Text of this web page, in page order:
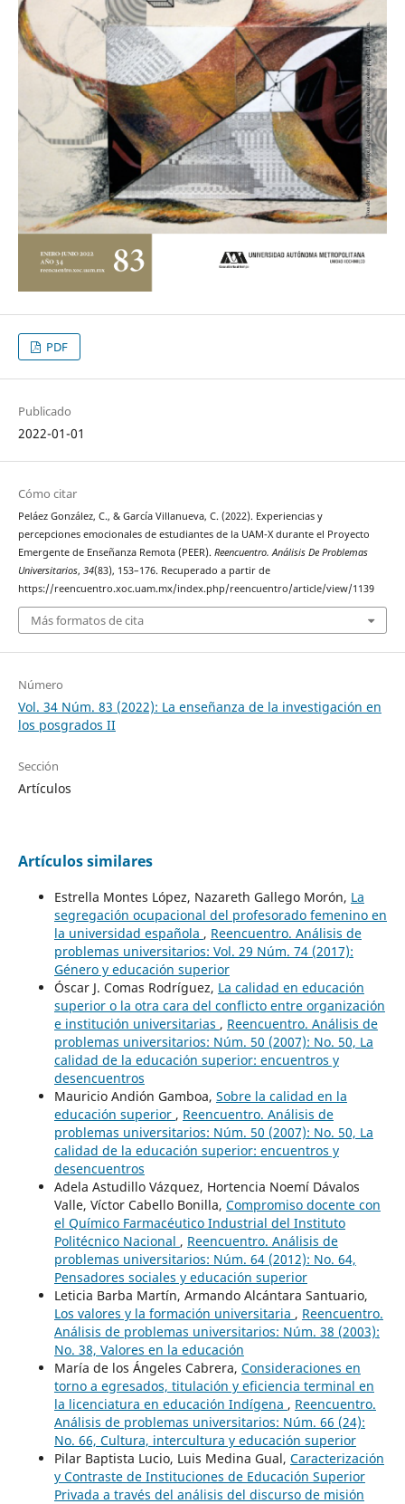
PDF
Publicado
2022-01-01
Cómo citar
Peláez González, C., & García Villanueva, C. (2022). Experiencias y
percepciones emocionales de estudiantes de la UAM-X durante el Proyecto
Emergente de Enseñanza Remota (PEER). Reencuentro. Análisis De Problemas
Universitarios, 34(83), 153–176. Recuperado a partir de
https://reencuentro.xoc.uam.mx/index.php/reencuentro/article/view/1139
Más formatos de cita
Número
Vol. 34 Núm. 83 (2022): La enseñanza de la investigación en
los posgrados II
Sección
Artículos
Artículos similares
Estrella Montes López, Nazareth Gallego Morón, La
segregación ocupacional del profesorado femenino en
la universidad española , Reencuentro. Análisis de
problemas universitarios: Vol. 29 Núm. 74 (2017):
Género y educación superior
Óscar J. Comas Rodríguez, La calidad en educación
superior o la otra cara del conflicto entre organización
e institución universitarias , Reencuentro. Análisis de
problemas universitarios: Núm. 50 (2007): No. 50, La
calidad de la educación superior: encuentros y
desencuentros
Mauricio Andión Gamboa, Sobre la calidad en la
educación superior , Reencuentro. Análisis de
problemas universitarios: Núm. 50 (2007): No. 50, La
calidad de la educación superior: encuentros y
desencuentros
Adela Astudillo Vázquez, Hortencia Noemí Dávalos
Valle, Víctor Cabello Bonilla, Compromiso docente con
el Químico Farmacéutico Industrial del Instituto
Politécnico Nacional , Reencuentro. Análisis de
problemas universitarios: Núm. 64 (2012): No. 64,
Pensadores sociales y educación superior
Leticia Barba Martín, Armando Alcántara Santuario,
Los valores y la formación universitaria , Reencuentro.
Análisis de problemas universitarios: Núm. 38 (2003):
No. 38, Valores en la educación
María de los Ángeles Cabrera, Consideraciones en
torno a egresados, titulación y eficiencia terminal en
la licenciatura en educación Indígena , Reencuentro.
Análisis de problemas universitarios: Núm. 66 (24):
No. 66, Cultura, intercultura y educación superior
Pilar Baptista Lucio, Luis Medina Gual, Caracterización
y Contraste de Instituciones de Educación Superior
Privada a través del análisis del discurso de misión